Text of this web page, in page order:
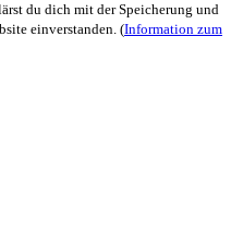
du dich mit der Speicherung und
einverstanden. (Information zum